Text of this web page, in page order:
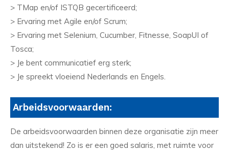
> TMap en/of ISTQB gecertificeerd;
> Ervaring met Agile en/of Scrum;
> Ervaring met Selenium, Cucumber, Fitnesse, SoapUI of
Tosca;
> Je bent communicatief erg sterk;
> Je spreekt vloeiend Nederlands en Engels.
Arbeidsvoorwaarden:
De arbeidsvoorwaarden binnen deze organisatie zijn meer
dan uitstekend! Zo is er een goed salaris, met ruimte voor